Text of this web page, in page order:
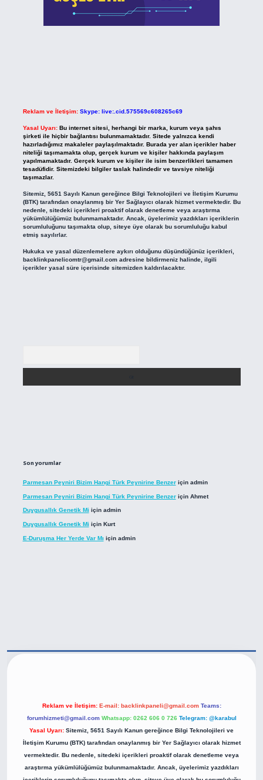
Reklam ve İletişim: Skype: live:.cid.575569c608265c69
Yasal Uyarı: Bu internet sitesi, herhangi bir marka, kurum veya şahıs
şirketi ile hiçbir bağlantısı bulunmamaktadır. Sitede yalnızca kendi
hazırladığımız makaleler paylaşılmaktadır. Burada yer alan içerikler haber
niteliği taşımamakta olup, gerçek kurum ve kişiler hakkında paylaşım
yapılmamaktadır. Gerçek kurum ve kişiler ile isim benzerlikleri tamamen
tesadüfidir. Sitemizdeki bilgiler taslak halindedir ve tavsiye niteliği
taşımazlar.
Sitemiz, 5651 Sayılı Kanun gereğince Bilgi Teknolojileri ve İletişim Kurumu
(BTK) tarafından onaylanmış bir Yer Sağlayıcı olarak hizmet vermektedir. Bu
nedenle, sitedeki içerikleri proaktif olarak denetleme veya araştırma
yükümlülüğümüz bulunmamaktadır. Ancak, üyelerimiz yazdıkları içeriklerin
sorumluluğunu taşımakta olup, siteye üye olarak bu sorumluluğu kabul
etmiş sayılırlar.
Hukuka ve yasal düzenlemelere aykırı olduğunu düşündüğünüz içerikleri,
backlinkpanelicomtr@gmail.comadresine bildirmeniz halinde, ilgili
içerikler yasal süre içerisinde sitemizden kaldırılacaktır.
Son yorumlar
Parmesan Peyniri Bizim Hangi Türk Peynirine Benzeriçin admin
Parmesan Peyniri Bizim Hangi Türk Peynirine Benzeriçin Ahmet
Duygusallık Genetik Mi için admin
Duygusallık Genetik Mi için Kurt
E-Duruşma Her Yerde Var Mı için admin
Reklam ve İletişim: E-mail: backlinkpaneli@gmail.com Teams:
forumhizmeti@gmail.com Whatsapp: 0262 606 0 726 Telegram: @karabul
Yasal Uyarı: Sitemiz, 5651 Sayılı Kanun gereğince Bilgi Teknolojileri ve
İletişim Kurumu (BTK) tarafından onaylanmış bir Yer Sağlayıcı olarak hizmet
vermektedir. Bu nedenle, sitedeki içerikleri proaktif olarak denetleme veya
araştırma yükümlülüğümüz bulunmamaktadır. Ancak, üyelerimiz yazdıkları